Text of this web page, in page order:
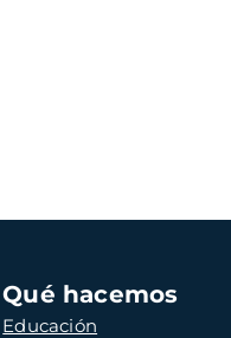
Qué hacemos
Educación